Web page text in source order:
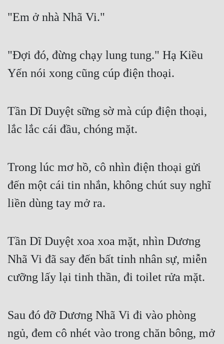
"Em ở nhà Nhã Vi."
"Đợi đó, đừng chạy lung tung." Hạ Kiều
Yến nói xong cũng cúp điện thoại.
Tần Dĩ Duyệt sững sờ mà cúp điện thoại,
lắc lắc cái đầu, chóng mặt.
Trong lúc mơ hồ, cô nhìn điện thoại gửi
đến một cái tin nhắn, không chút suy nghĩ
liền dùng tay mở ra.
Tần Dĩ Duyệt xoa xoa mặt, nhìn Dương
Nhã Vi đã say đến bất tỉnh nhân sự, miễn
cưỡng lấy lại tinh thần, đi toilet rửa mặt.
Sau đó đỡ Dương Nhã Vi đi vào phòng
ngủ, đem cô nhét vào trong chăn bông, mở